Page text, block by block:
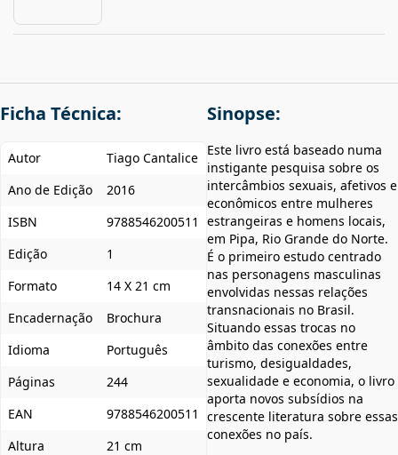
Ficha Técnica:
Autor
Tiago Cantalice
Ano de Edição
2016
ISBN
9788546200511
Edição
1
Formato
14 X 21 cm
Encadernação
Brochura
Idioma
Português
Páginas
244
EAN
9788546200511
Altura
21 cm
Sinopse:
Este livro está baseado numa
instigante pesquisa sobre os
intercâmbios sexuais, afetivos e
econômicos entre mulheres
estrangeiras e homens locais,
em Pipa, Rio Grande do Norte.
É o primeiro estudo centrado
nas personagens masculinas
envolvidas nessas relações
transnacionais no Brasil.
Situando essas trocas no
âmbito das conexões entre
turismo, desigualdades,
sexualidade e economia, o livro
aporta novos subsídios na
crescente literatura sobre essas
conexões no país.